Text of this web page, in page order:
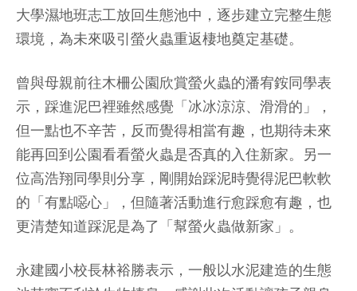
大學濕地班志工放回生態池中，逐步建立完整生態
環境，為未來吸引螢火蟲重返棲地奠定基礎。
曾與母親前往木柵公園欣賞螢火蟲的潘宥銨同學表
示，踩進泥巴裡雖然感覺「冰冰涼涼、滑滑的」，
但一點也不辛苦，反而覺得相當有趣，也期待未來
能再回到公園看看螢火蟲是否真的入住新家。另一
位高浩翔同學則分享，剛開始踩泥時覺得泥巴軟軟
的「有點噁心」，但隨著活動進行愈踩愈有趣，也
更清楚知道踩泥是為了「幫螢火蟲做新家」。
永建國小校長林裕勝表示，一般以水泥建造的生態